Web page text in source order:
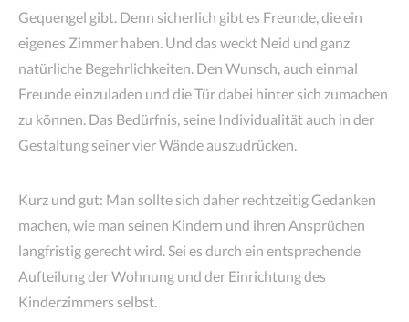
Gequengel gibt. Denn sicherlich gibt es Freunde, die ein
eigenes Zimmer haben. Und das weckt Neid und ganz
natürliche Begehrlichkeiten. Den Wunsch, auch einmal
Freunde einzuladen und die Tür dabei hinter sich zumachen
zu können. Das Bedürfnis, seine Individualität auch in der
Gestaltung seiner vier Wände auszudrücken.
Kurz und gut: Man sollte sich daher rechtzeitig Gedanken
machen, wie man seinen Kindern und ihren Ansprüchen
langfristig gerecht wird. Sei es durch ein entsprechende
Aufteilung der Wohnung und der Einrichtung des
Kinderzimmers selbst.